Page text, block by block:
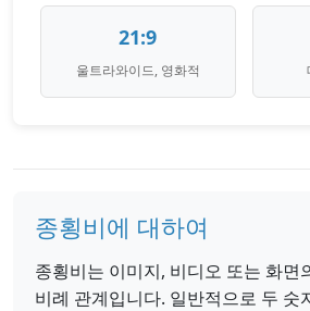
21:9
울트라와이드, 영화적
종횡비에 대하여
종횡비는 이미지, 비디오 또는 화면
비례 관계입니다. 일반적으로 두 숫